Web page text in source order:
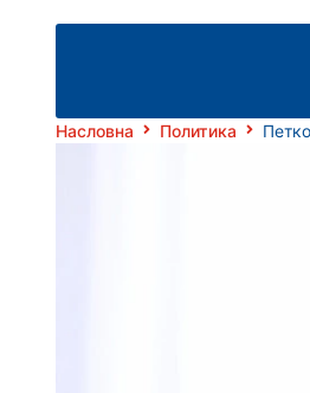
Насловна Политика